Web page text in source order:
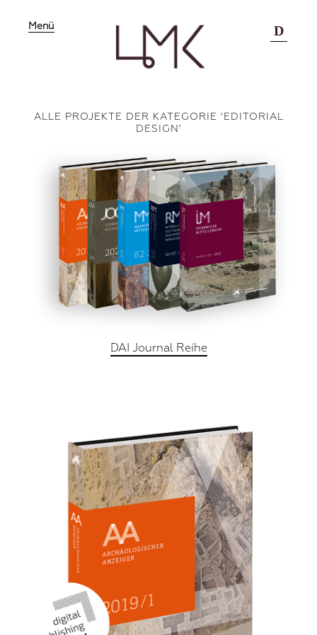
Menü D
ALLE PROJEKTE DER KATEGORIE ‘EDITORIAL
DESIGN’
DAI Journal Reihe